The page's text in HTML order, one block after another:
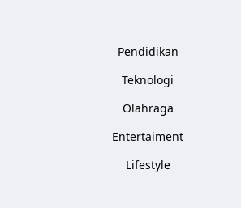
Pendidikan
Teknologi
Olahraga
Entertaiment
Lifestyle